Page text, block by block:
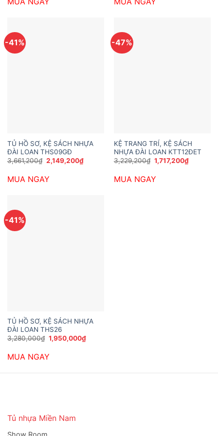
-41%
TỦ HỒ SƠ, KỆ SÁCH NHỰA
ĐÀI LOAN THS09GĐ
3,661,200₫ Giá
gốc
3,661,200₫.
2,149,200₫Giá
hiện
MUA NGAY
-47%
KỆ TRANG TRÍ, KỆ SÁCH
NHỰA ĐÀI LOAN KTT12ĐET
3,229,200₫ Giá
gốc
3,229,200₫.
1,717,200₫Giá
hiện
MUA NGAY
-41%
TỦ HỒ SƠ, KỆ SÁCH NHỰA
ĐÀI LOAN THS26
3,280,000₫ Giá
gốc
3,280,000₫.
1,950,000₫Giá
hiện
MUA NGAY
Tủ nhựa Miền Nam
Show Room